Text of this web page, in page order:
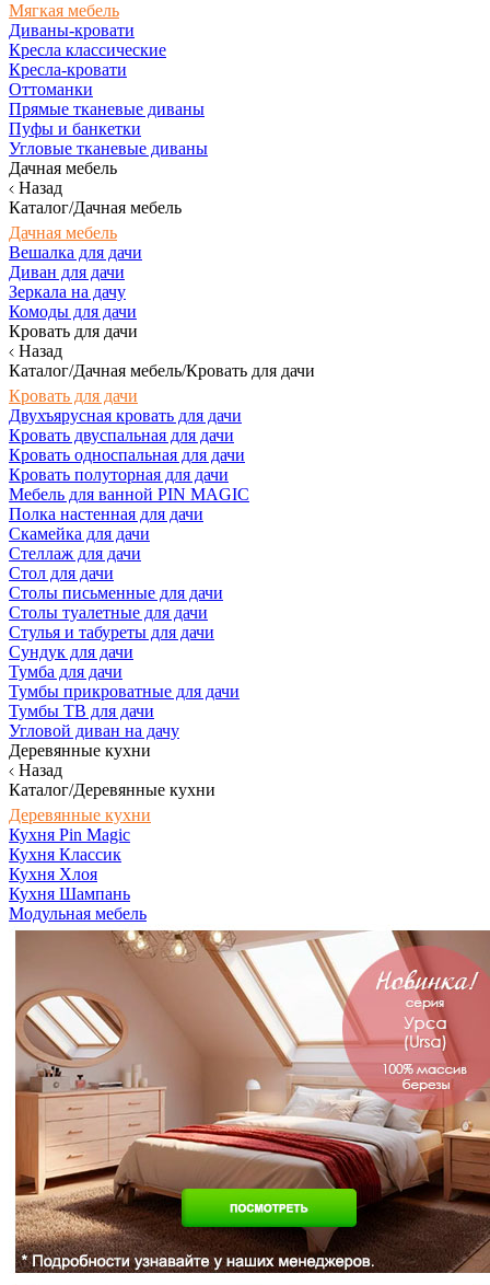
Мягкая мебель
Диваны-кровати
Кресла классические
Кресла-кровати
Оттоманки
Прямые тканевые диваны
Пуфы и банкетки
Угловые тканевые диваны
Дачная мебель
Назад
Каталог/Дачная мебель
Дачная мебель
Вешалка для дачи
Диван для дачи
Зеркала на дачу
Комоды для дачи
Кровать для дачи
Назад
Каталог/Дачная мебель/Кровать для дачи
Кровать для дачи
Двухъярусная кровать для дачи
Кровать двуспальная для дачи
Кровать односпальная для дачи
Кровать полуторная для дачи
Мебель для ванной PIN MAGIC
Полка настенная для дачи
Скамейка для дачи
Стеллаж для дачи
Стол для дачи
Столы письменные для дачи
Столы туалетные для дачи
Стулья и табуреты для дачи
Сундук для дачи
Тумба для дачи
Тумбы прикроватные для дачи
Тумбы ТВ для дачи
Угловой диван на дачу
Деревянные кухни
Назад
Каталог/Деревянные кухни
Деревянные кухни
Кухня Pin Magic
Кухня Классик
Кухня Хлоя
Кухня Шампань
Модульная мебель